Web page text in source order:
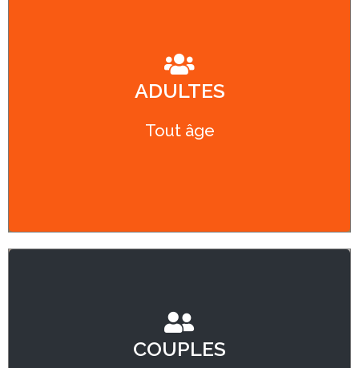
ADULTES
Tout âge
COUPLES
RELÂCHER LES PETITES